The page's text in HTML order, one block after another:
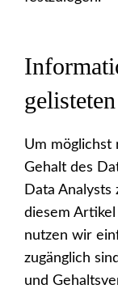
Um möglichst
Gehalt des
Data
diesem
nutzen wir
zugänglich
und